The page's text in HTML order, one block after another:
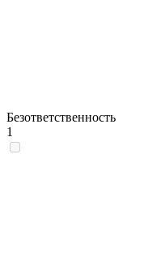
Безответственность
1